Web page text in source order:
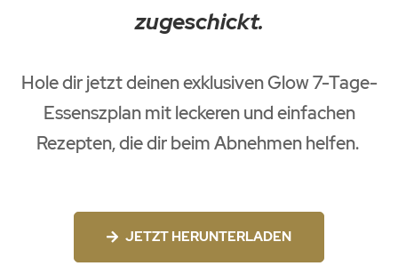
zugeschickt.
Hole dir jetzt deinen exklusiven Glow 7-Tage-
Essenszplan mit leckeren und einfachen
Rezepten, die dir beim Abnehmen helfen.
JETZT HERUNTERLADEN